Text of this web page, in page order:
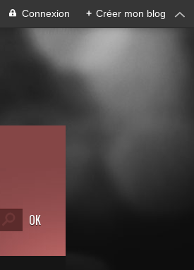
Connexion + Créer mon blog